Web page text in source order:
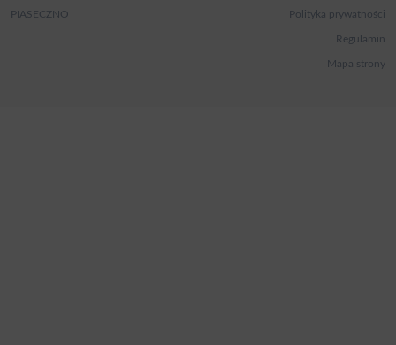
PIASECZNO Polityka prywatności
Regulamin
Mapa strony